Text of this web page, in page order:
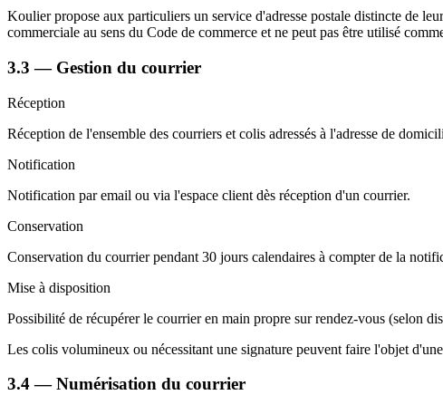
Koulier propose aux particuliers un service d'adresse postale distincte de
commerciale au sens du Code de commerce et ne peut pas être utilisé
3.3 — Gestion du courrier
Réception
Réception de l'ensemble des courriers et colis adressés à l'adresse de
Notification
Notification par email ou via l'espace client dès réception d'un courrier.
Conservation
Conservation du courrier pendant 30 jours calendaires à compter de la
Mise à disposition
Possibilité de récupérer le courrier en main propre sur rendez-vous (selon
Les colis volumineux ou nécessitant une signature peuvent faire l'objet
3.4 — Numérisation du courrier